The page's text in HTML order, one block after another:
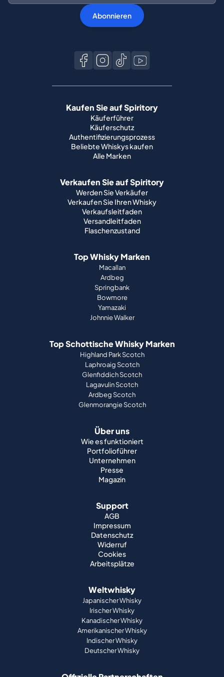
Abonnieren
Kaufen Sie auf Spiritory
Käuferführer
Käuferschutz
Authentifizierungsprozess
Beliebte Whiskys kaufen
Alle Marken
Verkaufen Sie auf Spiritory
Werden Sie Verkäufer
Verkaufen Sie Ihren Whisky
Verkaufsleitfaden
Versandleitfaden
Flaschenzustand
Top Whisky Marken
Macallan
Ardbeg
Springbank
Bowmore
Yamazaki
Johnnie Walker
Top Schottische Whisky Marken
Highland Park Scotch
Laphroaig Scotch
Glenfiddich Scotch
Lagavulin Scotch
Ardbeg Scotch
Glenmorangie Scotch
Über uns
Wie es funktioniert
Portfolioführer
Unternehmen
Presse
Magazin
Support
AGB
Impressum
Datenschutz
Widerruf
Cookies
Arbeitsplätze
Weltwhisky
Japanischer Whisky
Irischer Whisky
Kanadischer Whisky
Amerikanischer Whisky
Indischer Whisky
Deutscher Whisky